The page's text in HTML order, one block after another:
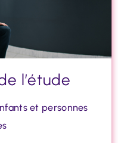
l’étude
et personnes